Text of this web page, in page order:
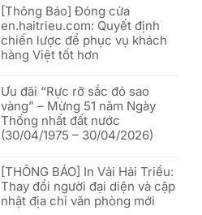
vải
Hải
Triều
x
VNQR.com
“đánh
phướn
quảng
cáo
bằng
công
nghệ
Phygital
bình
luận
ở
Lịch
nghỉ
lễ
Hùng
Vương
&
30/04
01/05/2026
[Thông Báo] Đóng cửa
en.haitrieu.com: Quyết định
chiến lược để phục vụ khách
hàng Việt tốt hơn
bình
luận
ở
[Thông
Báo]
Đóng
Quyết
định
chiến
lược
để
Ưu đãi “Rực rỡ sắc đỏ sao
vàng” – Mừng 51 năm Ngày
Thống nhất đất nước
(30/04/1975 – 30/04/2026)
bình
luận
Ưu
đãi
[THÔNG BÁO] In Vải Hải Triều:
Thay đổi người đại diện và cập
nhật địa chỉ văn phòng mới